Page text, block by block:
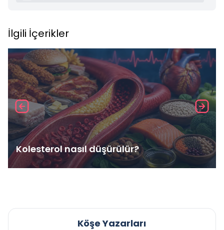
İlgili İçerikler
Kolesterol nasıl düşürülür?
Köşe Yazarları